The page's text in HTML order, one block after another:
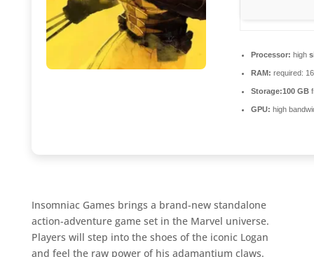
Processor: high
RAM: required:
Storage:100 GB
GPU: high
Insomniac Games brings a brand-new standalone
action-adventure game set in the Marvel universe.
Players will step into the shoes of the iconic Logan
and feel the raw power of his adamantium claws.